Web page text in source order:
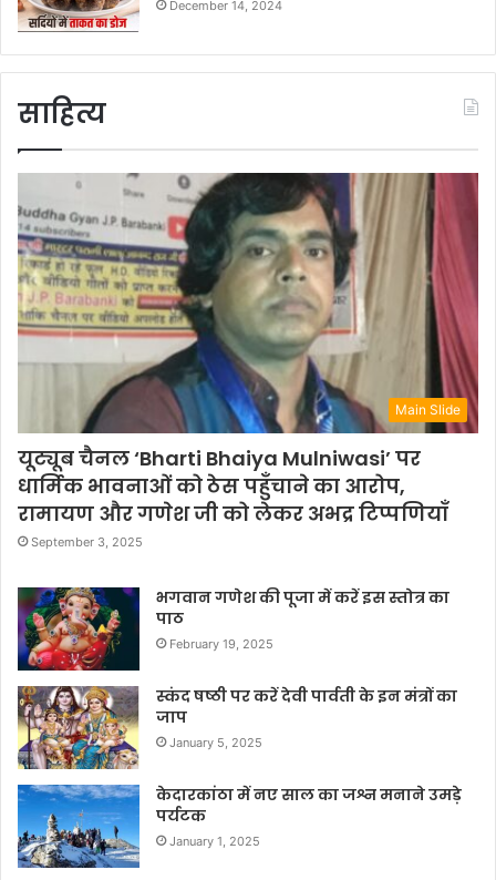
December 14, 2024
साहित्य
Main Slide
यूट्यूब चैनल ‘Bharti Bhaiya Mulniwasi’ पर
धार्मिक भावनाओं को ठेस पहुँचाने का आरोप,
रामायण और गणेश जी को लेकर अभद्र टिप्पणियाँ
September 3, 2025
भगवान गणेश की पूजा में करें इस स्तोत्र का
पाठ
February 19, 2025
स्कंद षष्ठी पर करें देवी पार्वती के इन मंत्रों का
जाप
January 5, 2025
केदारकांठा में नए साल का जश्न मनाने उमड़े
पर्यटक
January 1, 2025